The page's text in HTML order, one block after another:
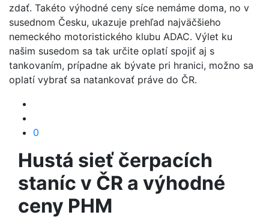
zdať. Takéto výhodné ceny síce nemáme doma, no v
susednom Česku, ukazuje prehľad najväčšieho
nemeckého motoristického klubu ADAC. Výlet ku
našim susedom sa tak určite oplatí spojiť aj s
tankovaním, prípadne ak bývate pri hranici, možno sa
oplatí vybrať sa natankovať práve do ČR.
0
Hustá sieť čerpacích
staníc v ČR a výhodné
ceny PHM